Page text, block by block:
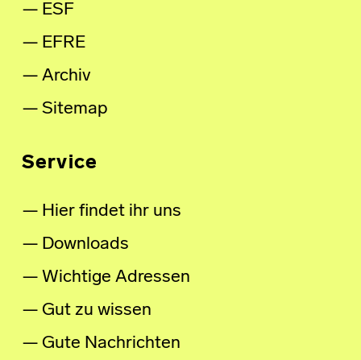
ESF
EFRE
Archiv
Sitemap
Service
Hier findet ihr uns
Downloads
Wichtige Adressen
Gut zu wissen
Gute Nachrichten